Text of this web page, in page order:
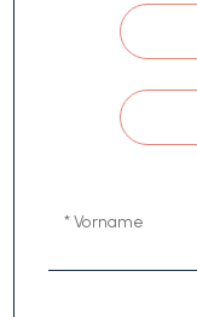
* Vorname